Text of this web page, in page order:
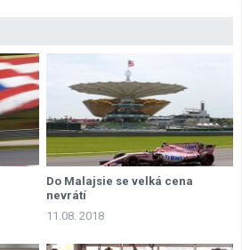
Do Malajsie se velká cena
nevrátí
11.08. 2018